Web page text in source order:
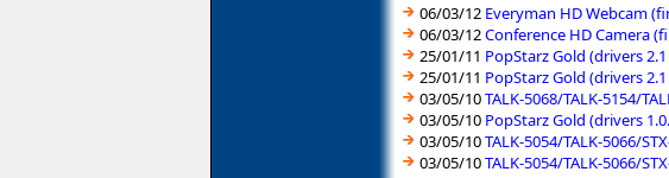
06/03/12 Everyman HD Webcam
06/03/12Conference HD Camera
25/01/11 PopStarz Gold (drivers
25/01/11 PopStarz Gold (drivers
03/05/10TALK-5068/TALK-5154/
03/05/10 PopStarz Gold (drivers
03/05/10TALK-5054/TALK-5066/
03/05/10TALK-5054/TALK-5066/